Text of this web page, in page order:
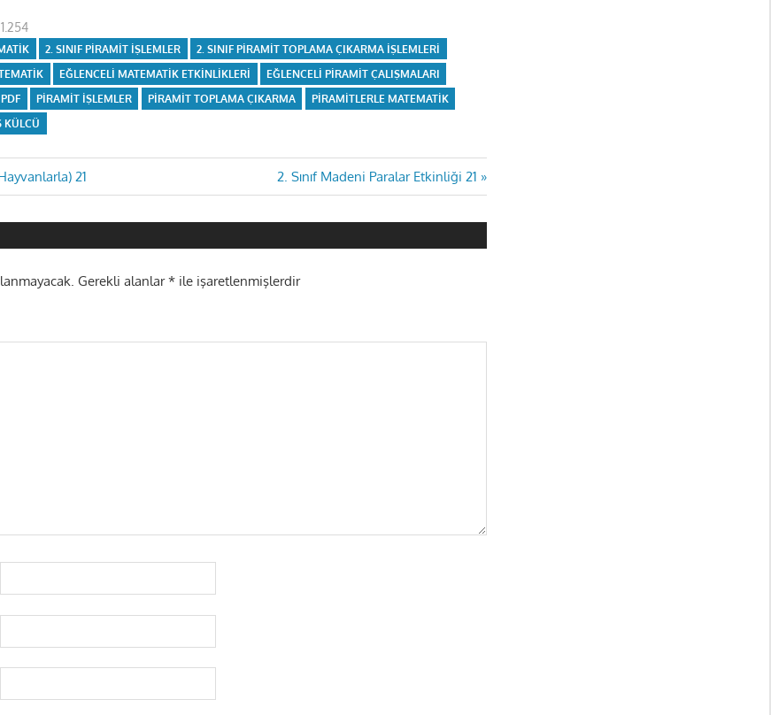
1.254
2. SINIF PIRAMIT IŞLEMLER
2. SINIF PIRAMIT TOPLAMA ÇIKARMA IŞLEMLERI
EĞLENCELI MATEMATIK ETKINLIKLERI
EĞLENCELI PIRAMIT ÇALIŞMALARI
PDF PIRAMIT IŞLEMLER PIRAMIT TOPLAMA ÇIKARMA
PIRAMITLERLE MATEMATIK
KÜLCÜ
21
Next
Post:
2. Sınıf Madeni Paralar Etkinliği 21
Gerekli alanlar* ile işaretlenmişlerdir